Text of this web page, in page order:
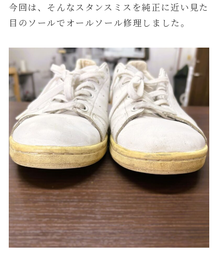
今回は、そんなスタンスミスを純正に近い見た
目のソールでオールソール修理しました。